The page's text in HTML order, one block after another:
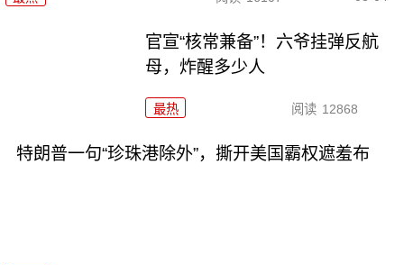
官宣“核常兼备”！六爷挂弹反航
母，炸醒多少人
最热 阅读 12868
特朗普一句“珍珠港除外”，撕开美国霸权遮羞布